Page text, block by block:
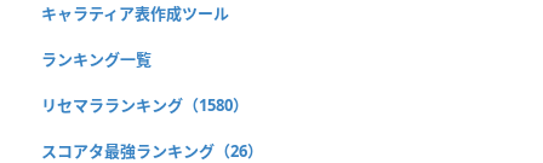
キャラティア表作成ツール
ランキング一覧
リセマラランキング（1580）
スコアタ最強ランキング（26）